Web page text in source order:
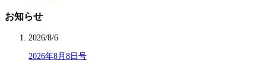
お知らせ
2026/8/6
2026年8月8日号